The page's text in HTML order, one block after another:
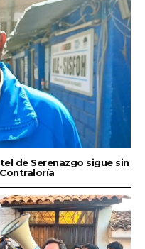
de Serenazgo sigue sin